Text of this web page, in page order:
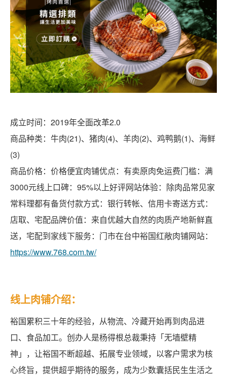
成立时间：2019年全面改革2.0
商品种类：牛肉(21)、猪肉(4)、羊肉(2)、鸡鸭鹅(1)、海鲜
(3)
商品价格：价格便宜肉铺优点：有卖原肉免运费门槛：满
3000元线上口碑：95%以上好评网站体验：除肉品常见家
常料理都有备货付款方式：银行转帐、信用卡寄送方式：
店取、宅配品牌价值：来自优越大自然的肉质产地新鲜直
送，宅配到家线下服务：门市在台中裕国红敞肉铺网站：
https://www.768.com.tw/
线上肉铺介绍：
裕国累积三十年的经验，从物流、冷藏开始再到肉品进
口、食品加工。创办人是杨得根总裁秉持「无墙壁精
神」，让裕国不断超越、拓展专业领域，以客户需求为核
心终旨，提供超乎期待的服务，成为少数囊括民生生活之